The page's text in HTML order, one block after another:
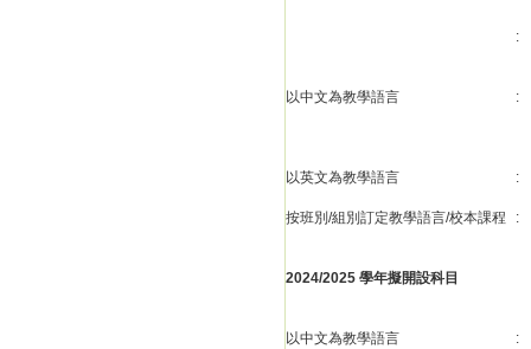
:
以中文為教學語言 :
以英文為教學語言 :
按班別/組別訂定教學語言/校本課程 :
2024/2025 學年擬開設科目
以中文為教學語言 :